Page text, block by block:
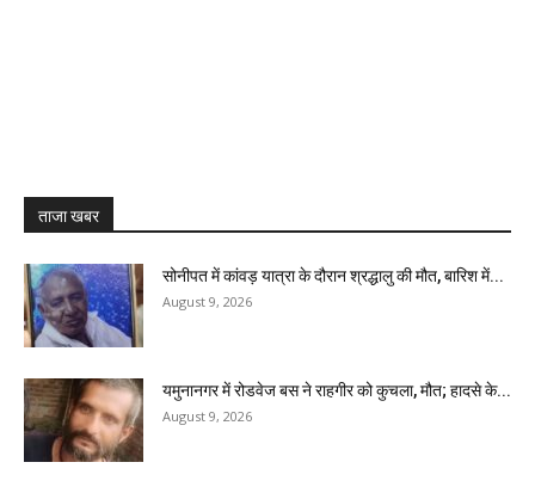
ताजा खबर
सोनीपत में कांवड़ यात्रा के दौरान श्रद्धालु की मौत, बारिश में...
August 9, 2026
यमुनानगर में रोडवेज बस ने राहगीर को कुचला, मौत; हादसे के...
August 9, 2026